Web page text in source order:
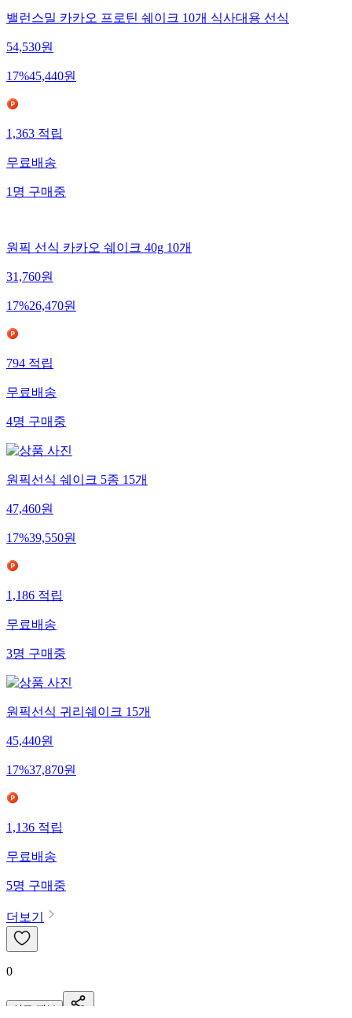
밸런스밀 카카오 프로틴 쉐이크 10개 식사대용 선식
54,530원
17%45,440원
1,363적립
무료배송
1명구매중
더보기